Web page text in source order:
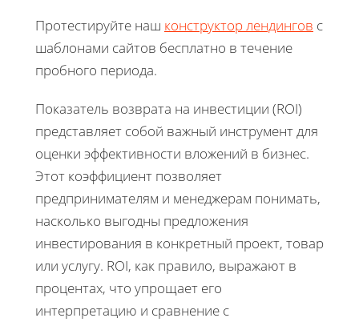
Протестируйте наш конструктор лендингов с
шаблонами сайтов бесплатно в течение
пробного периода.
Показатель возврата на инвестиции (ROI)
представляет собой важный инструмент для
оценки эффективности вложений в бизнес.
Этот коэффициент позволяет
предпринимателям и менеджерам понимать,
насколько выгодны предложения
инвестирования в конкретный проект, товар
или услугу. ROI, как правило, выражают в
процентах, что упрощает его
интерпретацию и сравнение с